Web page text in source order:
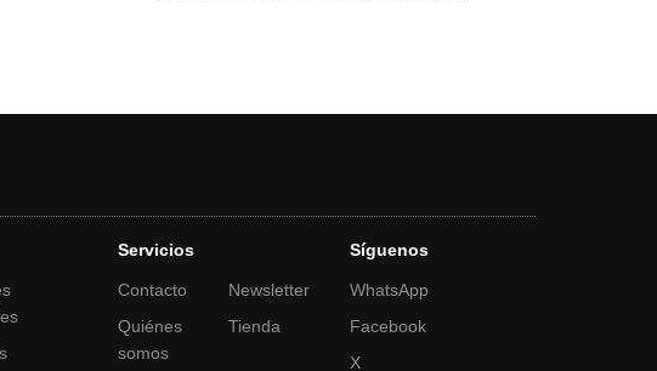
Servicios
Contacto
Quiénes
somos
Newsletter
Tienda
Síguenos
WhatsApp
Facebook
X